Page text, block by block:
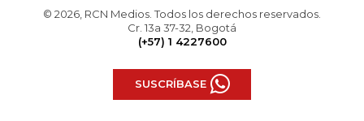
© 2026, RCN Medios. Todos los derechos reservados.
Cr. 13a 37-32, Bogotá
(+57) 1 4227600
SUSCRÍBASE